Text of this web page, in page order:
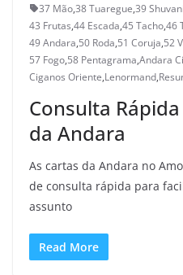
37 Mão,38 Tuaregue,39 Shuvani
43 Frutas,44 Escada,45 Tacho,46
49 Andara,50 Roda,51 Coruja,52
57 Fogo,58 Pentagrama,Andara
Ciganos Oriente,Lenormand,
Consulta
da Andara
As cartas da Andara no
de consulta rápida para
assunto
Read More